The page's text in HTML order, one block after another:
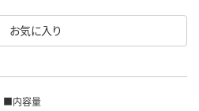
お気に入り
■内容量